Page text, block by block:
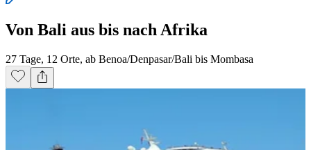
Von Bali aus bis nach Afrika
27 Tage, 12 Orte, ab Benoa/Denpasar/Bali bis Mombasa